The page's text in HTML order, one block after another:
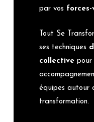
par vos forces-
Tout Se
ses techniques
collectivepour
équipes autour
transformation.